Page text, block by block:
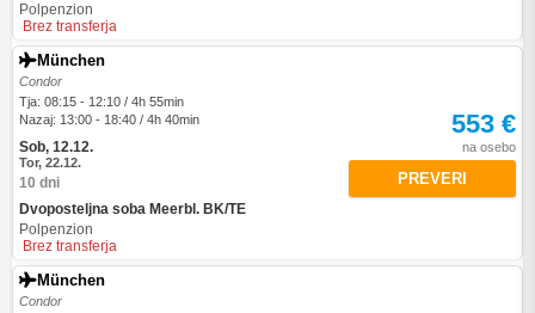
Polpenzion
Brez transferja
München
Condor
Tja: 08:15 - 12:10 / 4h 55min
Nazaj: 13:00 - 18:40 / 4h 40min
Sob, 12.12.
Tor, 22.12.
10 dni
Dvoposteljna soba Meerbl. BK/TE
Polpenzion
Brez transferja
553 €
na osebo
PREVERI
München
Condor